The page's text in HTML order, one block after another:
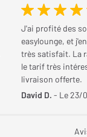
J'ai profité des
easylounge, et
très satisfait. La
le tarif très
livraison offerte.
David D. - Le 23/